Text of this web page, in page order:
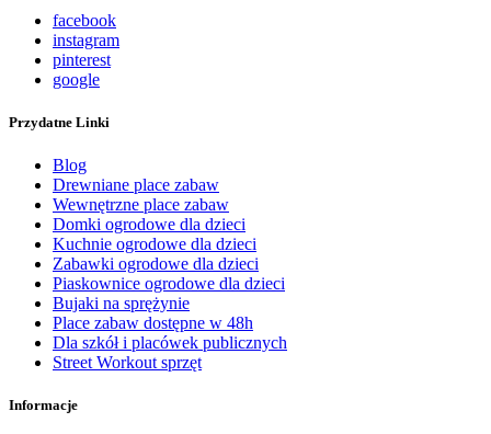
facebook
instagram
pinterest
google
Przydatne Linki
Blog
Drewniane place zabaw
Wewnętrzne place zabaw
Domki ogrodowe dla dzieci
Kuchnie ogrodowe dla dzieci
Zabawki ogrodowe dla dzieci
Piaskownice ogrodowe dla dzieci
Bujaki na sprężynie
Place zabaw dostępne w 48h
Dla szkół i placówek publicznych
Street Workout sprzęt
Informacje